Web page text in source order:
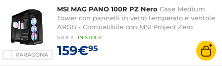
PARAGONA
MSI MAG PANO 100R PZ Nero Case Medium
Tower con pannelli in vetro temperato e ventole
ARGB - Compatibile con MSI Project Zero
STOCK : IN STOCK
159€95